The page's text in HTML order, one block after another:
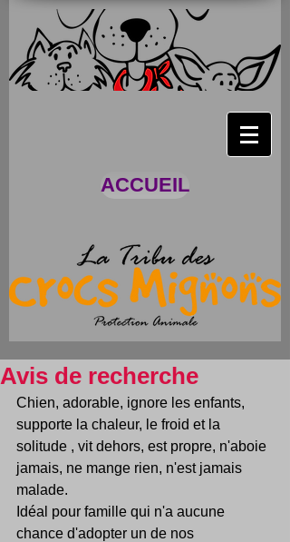
ACCUEIL
Avis de recherche
Chien, adorable, ignore les enfants,
supporte la chaleur, le froid et la
solitude , vit dehors, est propre, n'aboie
jamais, ne mange rien, n'est jamais
malade.
Idéal pour famille qui n'a aucune
chance d'adopter un de nos